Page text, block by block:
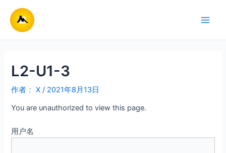
L2-U1-3
作者： X/ 2021年8月13日
You are unauthorized to view this page.
用户名